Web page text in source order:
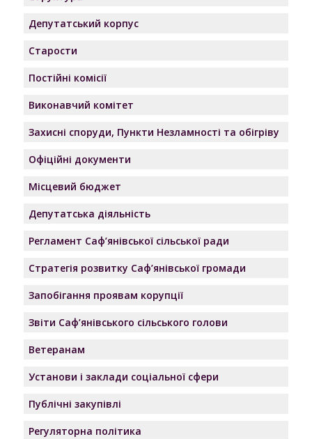
Депутатський корпус
Старости
Постійні комісії
Виконавчий комітет
Захисні споруди, Пункти Незламності та обігріву
Офіційні документи
Місцевий бюджет
Депутатська діяльність
Регламент Саф’янівської сільської ради
Стратегія розвитку Саф’янівської громади
Запобігання проявам корупції
Звіти Саф’янівського сільського голови
Ветеранам
Установи і заклади соціальної сфери
Публічні закупівлі
Регуляторна політика